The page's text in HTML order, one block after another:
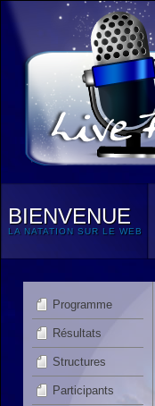
BIENVENUE
LA NATATION SUR LE WEB
Programme
Résultats
Structures
Participants